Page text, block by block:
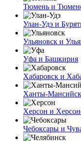
Тюмень и
Улан-Удэ и
Ульяновск и
Уфа и Башкирия
Хабаровск и
Ханты-
Херсон и
Чебоксары и